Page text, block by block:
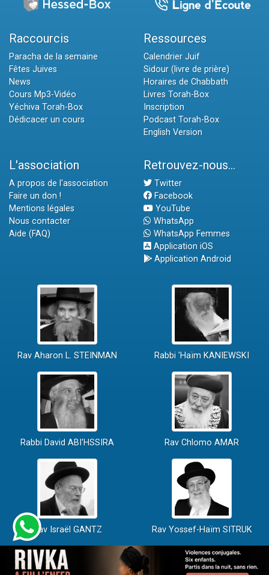
Raccourcis
Paracha de la semaine
Fêtes Juives
News
Cours Mp3-Vidéo
Yéchiva Torah-Box
Dédicacer un cours
Ressources
Calendrier Juif
Sidour (livre de prière)
Horaires de Chabbath
Livres Torah-Box
Inscription
Podcast Torah-Box
English Version
L'association
A propos de l'association
Faire un don !
Mentions légales
Nous contacter
Aide (FAQ)
Retrouvez-nous...
Twitter
Facebook
YouTube
WhatsApp
WhatsApp Femmes
Application iOS
Application Android
Rav Aharon L. STEINMAN Rabbi 'Haïm KANIEWSKI
Rabbi David ABI'HSSIRA Rav Chlomo AMAR
Rav Israël GANTZ Rav Yossef-Haïm SITRUK